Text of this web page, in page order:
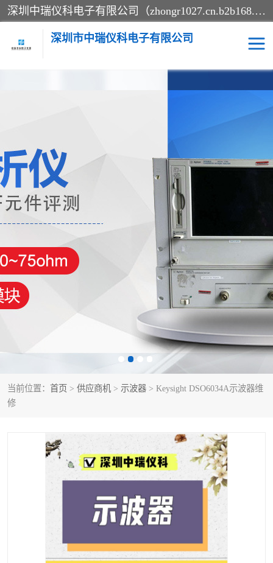
深圳中瑞仪科电子有限公司（zhongr1027.cn.b2b168.com）主要从事回收二手仪器，工厂仪器，回收示波器，KeysightE4980A，FLUKE754，MT8852B，IFR3920，Agilent N4010A，MT8852B等业务，全国统一热线：13570873835。深圳中瑞仪科电子有限公司整批或单出，专业评估高价回收工厂闲置仪器。
深圳市中瑞仪科电子有限公司
当前位置： 首页 > 供应商机 > 示波器 > Keysight DSO6034A示波器维
修
电阻-功率计 频谱分析仪
万用表 综合测试仪
蓝牙测试仪 网络分析仪
过程校验仪 电桥测试仪
泰克示波器 电池测试仪
函数信号发生器
校准件
阻抗分析仪